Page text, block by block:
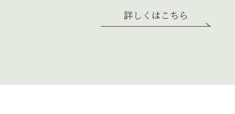
詳しくはこちら